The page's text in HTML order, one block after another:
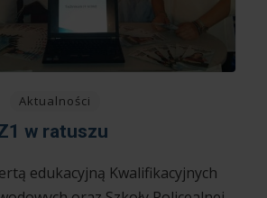
Aktualności
w ratuszu
edukacyjną Kwalifikacyjnych